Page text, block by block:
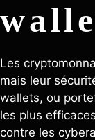
Les
mais leur
wallets, ou
les plus
contre les